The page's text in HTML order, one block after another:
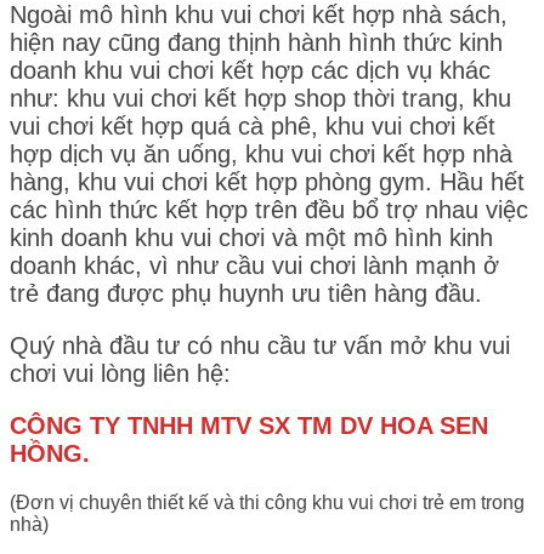
Ngoài mô hình khu vui chơi kết hợp nhà sách,
hiện nay cũng đang thịnh hành hình thức kinh
doanh khu vui chơi kết hợp các dịch vụ khác
như: khu vui chơi kết hợp shop thời trang, khu
vui chơi kết hợp quá cà phê, khu vui chơi kết
hợp dịch vụ ăn uống, khu vui chơi kết hợp nhà
hàng, khu vui chơi kết hợp phòng gym. Hầu hết
các hình thức kết hợp trên đều bổ trợ nhau việc
kinh doanh khu vui chơi và một mô hình kinh
doanh khác, vì như cầu vui chơi lành mạnh ở
trẻ đang được phụ huynh ưu tiên hàng đầu.
Quý nhà đầu tư có nhu cầu tư vấn mở khu vui
chơi vui lòng liên hệ:
CÔNG TY TNHH MTV SX TM DV HOA SEN
HỒNG.
(Đơn vị chuyên thiết kế và thi công khu vui chơi trẻ em trong
nhà)